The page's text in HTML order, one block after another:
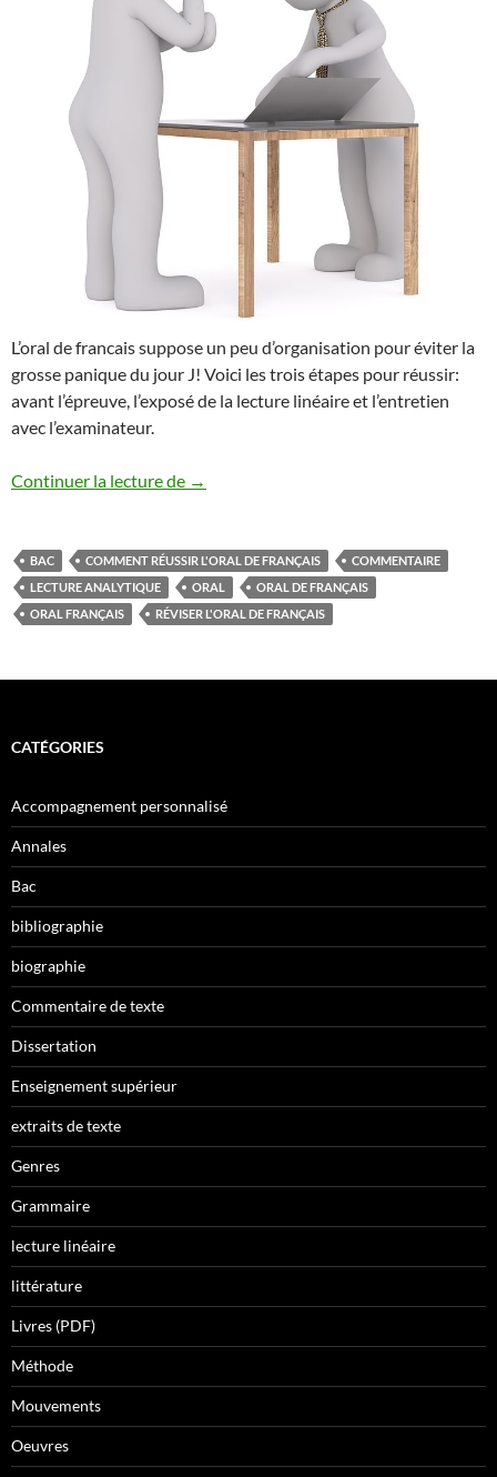
L’oral de francais suppose un peu d’organisation pour éviter la
grosse panique du jour J! Voici les trois étapes pour réussir:
avant l’épreuve, l’exposé de la lecture linéaire et l’entretien
avec l’examinateur.
Continuer la lecture de L’ORAL DE FRANCAIS
→
BAC COMMENT RÉUSSIR L'ORAL DE FRANÇAIS
COMMENTAIRE
LECTURE ANALYTIQUE
ORAL
ORAL DE FRANÇAIS
ORAL FRANÇAIS
RÉVISER L'ORAL DE FRANÇAIS
CATÉGORIES
Accompagnement personnalisé
Annales
Bac
bibliographie
biographie
Commentaire de texte
Dissertation
Enseignement supérieur
extraits de texte
Genres
Grammaire
lecture linéaire
littérature
Livres (PDF)
Méthode
Mouvements
Oeuvres